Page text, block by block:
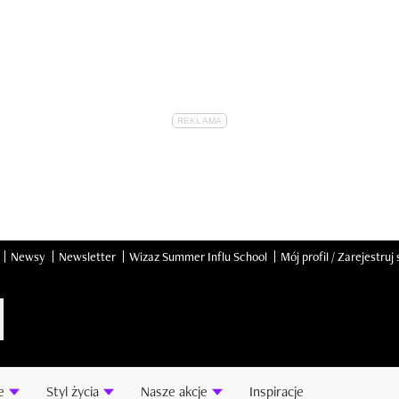
Newsy Newsletter Wizaz Summer Influ School Mój profil / Zarejestruj
Styl życia Nasze akcje Inspiracje